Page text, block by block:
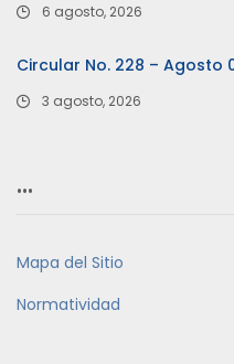
6 agosto, 2026
Circular No. 228 – Agosto
3 agosto, 2026
…
Mapa del Sitio
Normatividad